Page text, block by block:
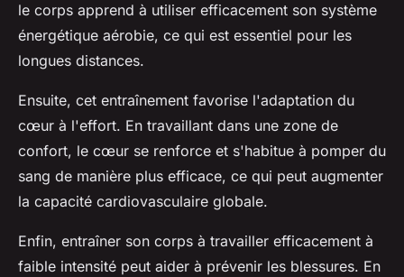
le corps apprend à utiliser efficacement son système
énergétique aérobie, ce qui est essentiel pour les
longues distances.
Ensuite, cet entraînement favorise l'adaptation du
cœur à l'effort. En travaillant dans une zone de
confort, le cœur se renforce et s'habitue à pomper du
sang de manière plus efficace, ce qui peut augmenter
la capacité cardiovasculaire globale.
Enfin, entraîner son corps à travailler efficacement à
faible intensité peut aider à prévenir les blessures. En